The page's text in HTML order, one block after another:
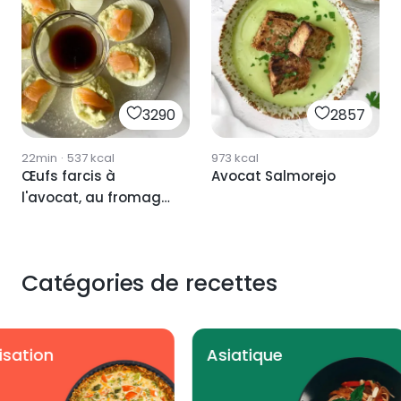
3290
22min · 537kcal
Œufs farcis à
l'avocat, au fromage
2857
973 kcal
Avocat Salmorejo
2360 2244
2185 2050
1990 1730
1428 1386
1066 1042
1028 997
902 886
840 763
Catégories de recettes
Utilisation